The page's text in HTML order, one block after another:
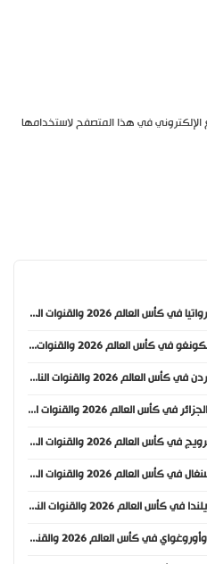
الإلكتروني في هذا المتصفح لاستخدامها
موعد مباراة إنجلترا وكرواتيا في كأس العالم 2026 والقنوات الناقلة
موعد مباراة البرتغال والكونغو في كأس العالم 2026 والقنوات الناقلة
موعد مباراة النمسا والأردن في كأس العالم 2026 والقنوات الناقلة
موعد مباراة الأرجنتين والجزائر في كأس العالم 2026 والقنوات الناقلة
موعد مباراة العراق والنرويج في كأس العالم 2026 والقنوات الناقلة
موعد مباراة فرنسا والسنغال في كأس العالم 2026 والقنوات الناقلة
موعد مباراة إيران ونيوزيلندا في كأس العالم 2026 والقنوات الناقلة
موعد مباراة السعودية وأوروغواي في كأس العالم 2026 والقنوات الناقلة